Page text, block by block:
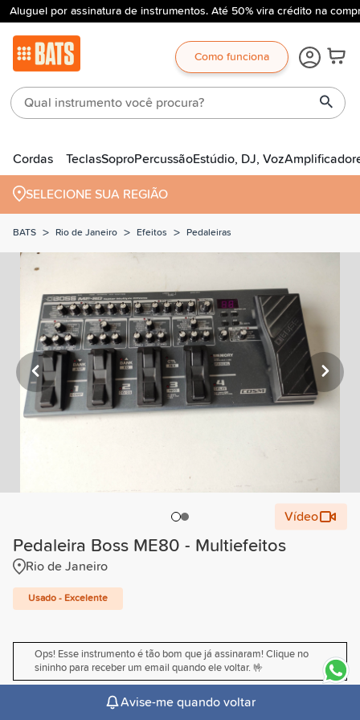
Aluguel por assinatura de instrumentos. Até 50% vira crédito na compra
Como funciona
Cordas TeclasSoproPercussãoEstúdio, DJ, Voz
SELECIONE SUA REGIÃO
BATS > Rio de Janeiro > Efeitos > Pedaleiras
Vídeo
Pedaleira Boss ME80 - Multiefeitos
Rio de Janeiro
Usado - Excelente
Ops! Esse instrumento é tão bom que já assinaram! Clique no
sininho para receber um email quando ele voltar. 🤟
Avise-me quando voltar